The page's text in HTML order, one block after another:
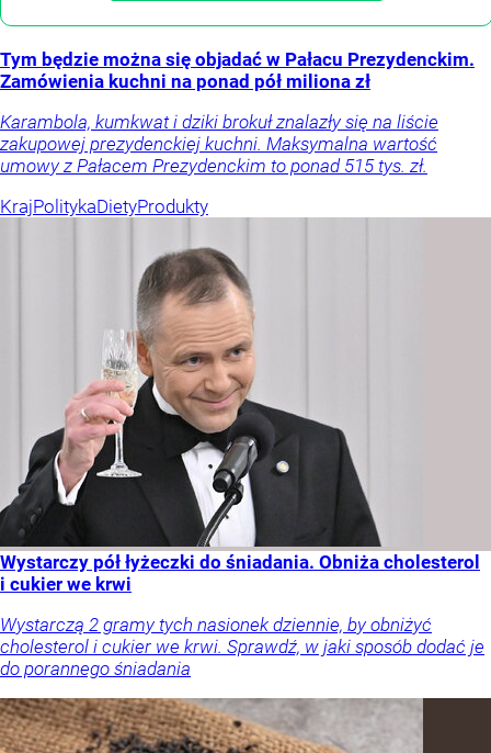
Tym będzie można się objadać w Pałacu Prezydenckim.
Zamówienia kuchni na ponad pół miliona zł
Karambola, kumkwat i dziki brokuł znalazły się na liście
zakupowej prezydenckiej kuchni. Maksymalna wartość
umowy z Pałacem Prezydenckim to ponad 515 tys. zł.
KrajPolitykaDietyProdukty
Wystarczy pół łyżeczki do śniadania. Obniża cholesterol
i cukier we krwi
Wystarczą 2 gramy tych nasionek dziennie, by obniżyć
cholesterol i cukier we krwi. Sprawdź, w jaki sposób dodać je
do porannego śniadania